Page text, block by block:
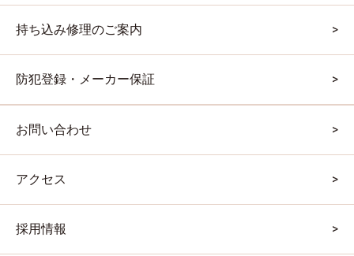
持ち込み修理のご案内
防犯登録・メーカー保証
お問い合わせ
アクセス
採用情報